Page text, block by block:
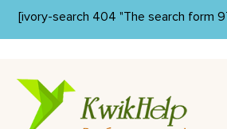
[ivory-search 404 "The search form